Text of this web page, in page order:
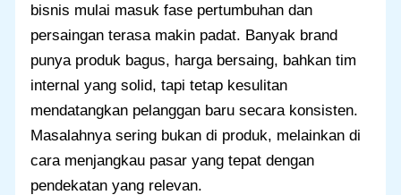
bisnis mulai masuk fase pertumbuhan dan
persaingan terasa makin padat. Banyak brand
punya produk bagus, harga bersaing, bahkan tim
internal yang solid, tapi tetap kesulitan
mendatangkan pelanggan baru secara konsisten.
Masalahnya sering bukan di produk, melainkan di
cara menjangkau pasar yang tepat dengan
pendekatan yang relevan.